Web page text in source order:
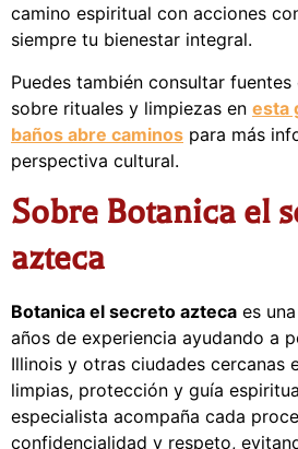
camino espiritual con acciones
siempre tu bienestar integral.
Puedes también consultar
sobre rituales y limpiezas en esta
baños abre caminos para más
perspectiva cultural.
Sobre Botanica el
azteca
Botanica el secreto azteca es
años de experiencia ayudando a
Illinois y otras ciudades cercanas
limpias, protección y guía
especialista acompaña cada
confidencialidad y respeto,